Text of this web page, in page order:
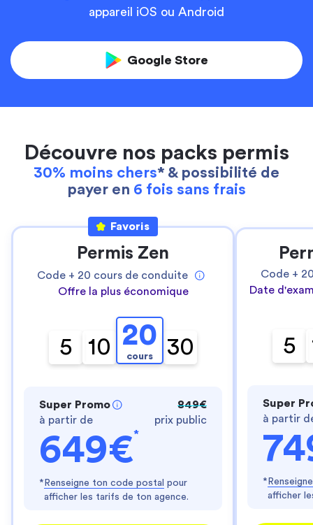
appareil iOS ou Android
Google Store
Découvre nos packs permis
30% moins chers* & possibilité de
payer en 6 fois sans frais
Favoris
Permis Zen
Code + 20 cours de conduite
Offre la plus économique
5 10 20
cours 30
Super Promo
à partir de
649€*
849€
prix public
* Renseigne ton code postal pour
afficher les tarifs de ton agence.
Code +
Date
5
Super
à partir
*
afficher